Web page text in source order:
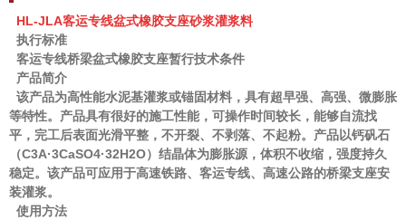
HL-JLA客运专线盆式橡胶支座砂浆灌浆料
执行标准
客运专线桥梁盆式橡胶支座暂行技术条件
产品简介
该产品为高性能水泥基灌浆或锚固材料，具有超早强、高强、微膨胀
等特性。产品具有很好的施工性能，可操作时间较长，能够自流找
平，完工后表面光滑平整，不开裂、不剥落、不起粉。产品以钙矾石
（C3A·3CaSO4·32H2O）结晶体为膨胀源，体积不收缩，强度持久
稳定。该产品可应用于高速铁路、客运专线、高速公路的桥梁支座安
装灌浆。
使用方法